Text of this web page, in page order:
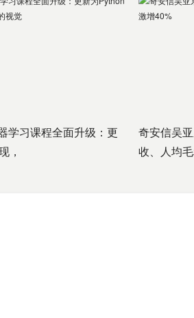
学习课程全面升级：更
，
奇安信吴
收、人均